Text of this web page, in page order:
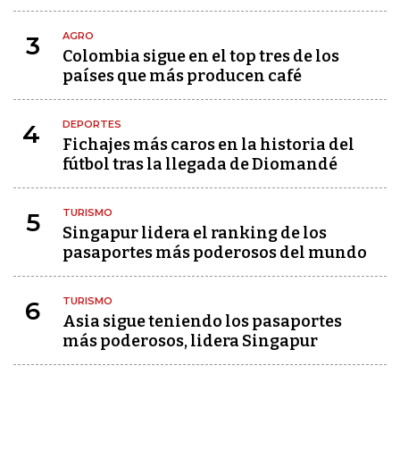
3 AGRO
Colombia sigue en el top tres de los
países que más producen café
4 DEPORTES
Fichajes más caros en la historia del
fútbol tras la llegada de Diomandé
5 TURISMO
Singapur lidera el ranking de los
pasaportes más poderosos del mundo
6 TURISMO
Asia sigue teniendo los pasaportes
más poderosos, lidera Singapur